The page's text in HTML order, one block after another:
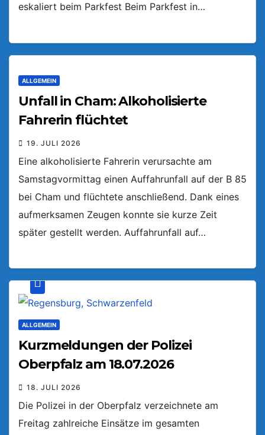
eskaliert beim Parkfest Beim Parkfest in…
ALLGEMEIN
Unfall in Cham: Alkoholisierte
Fahrerin flüchtet
19. JULI 2026
Eine alkoholisierte Fahrerin verursachte am
Samstagvormittag einen Auffahrunfall auf der B 85
bei Cham und flüchtete anschließend. Dank eines
aufmerksamen Zeugen konnte sie kurze Zeit
später gestellt werden. Auffahrunfall auf…
ALLGEMEIN
Kurzmeldungen der Polizei
Oberpfalz am 18.07.2026
18. JULI 2026
Die Polizei in der Oberpfalz verzeichnete am
Freitag zahlreiche Einsätze im gesamten